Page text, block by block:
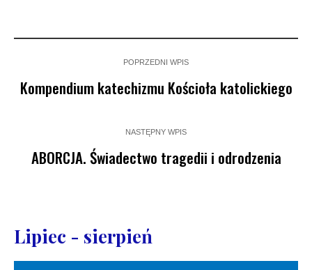
POPRZEDNI WPIS
Kompendium katechizmu Kościoła katolickiego
NASTĘPNY WPIS
ABORCJA. Świadectwo tragedii i odrodzenia
Lipiec - sierpień